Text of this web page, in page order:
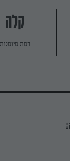
קלה
רמת מיומנות